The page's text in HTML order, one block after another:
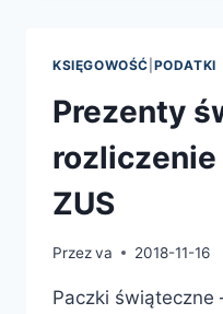
KSIĘGOWOŚĆ PODATKI
Prezenty
ZUS
Przezva 2018-11-16
Paczki świąteczne